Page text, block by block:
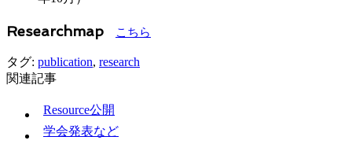
Researchmap こちら
タグ: publication, research
関連記事
Resource公開
学会発表など